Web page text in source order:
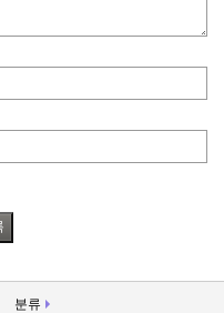
분류